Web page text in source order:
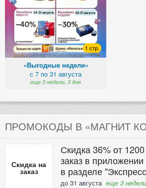
1 стр.
«Выгодные недели»
с 7 по 31 августа
еще 3 недели, 3 дня
ПРОМОКОДЫ В «МАГНИТ
Скидка на
заказ
Скидка 36% от
заказ в
в разделе
до 31 августа еще 3